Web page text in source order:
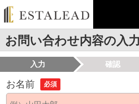
お問い合わせ内容の入力
入力 確認
お名前 必須